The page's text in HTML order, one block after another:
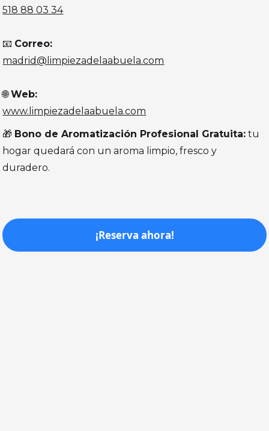
518 88 03 34
📧 Correo:
madrid@limpiezadelaabuela.com
🌐Web:
www.limpiezadelaabuela.com
🎁 Bono de Aromatización Profesional Gratuita: tu
hogar quedará con un aroma limpio, fresco y
duradero.
¡Reserva ahora!